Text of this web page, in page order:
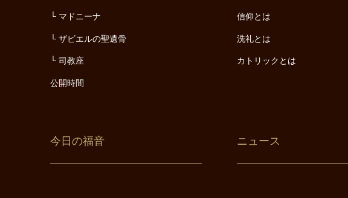
マドニーナ
ザビエルの聖遺骨
司教座
公開時間
信仰とは
洗礼とは
カトリックとは
今日の福音 ニュース